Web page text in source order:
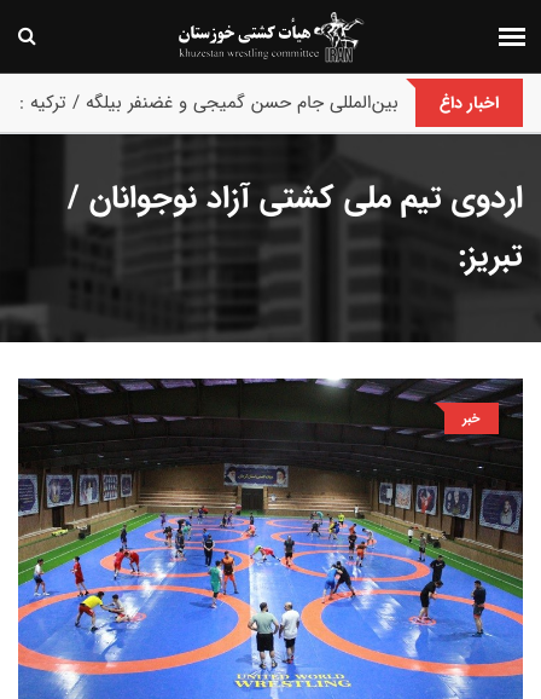
اخبار داغ پایان رقابت های کشتی فرنگی نونهالان انتخابی
اردوی تیم ملی کشتی آزاد نوجوانان /
تبریز:
خبر